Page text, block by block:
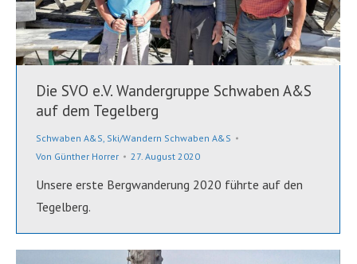
Die SVO e.V. Wandergruppe Schwaben A&S
auf dem Tegelberg
Schwaben A&S, Ski/Wandern Schwaben A&S
Von Günther Horrer 27. August 2020
Unsere erste Bergwanderung 2020 führte auf den
Tegelberg.